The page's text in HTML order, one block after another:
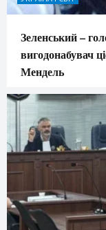
Зеленський –
вигодонабувач
Мендель